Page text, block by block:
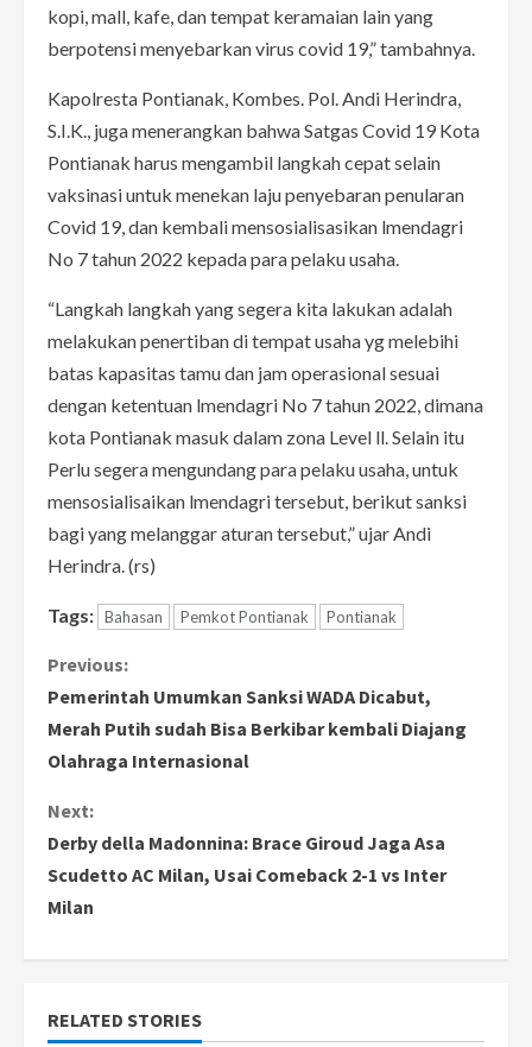
kopi, mall, kafe, dan tempat keramaian lain yang
berpotensi menyebarkan virus covid 19,” tambahnya.
Kapolresta Pontianak, Kombes. Pol. Andi Herindra,
S.I.K., juga menerangkan bahwa Satgas Covid 19 Kota
Pontianak harus mengambil langkah cepat selain
vaksinasi untuk menekan laju penyebaran penularan
Covid 19, dan kembali mensosialisasikan lmendagri
No 7 tahun 2022 kepada para pelaku usaha.
“Langkah langkah yang segera kita lakukan adalah
melakukan penertiban di tempat usaha yg melebihi
batas kapasitas tamu dan jam operasional sesuai
dengan ketentuan lmendagri No 7 tahun 2022, dimana
kota Pontianak masuk dalam zona Level ll. Selain itu
Perlu segera mengundang para pelaku usaha, untuk
mensosialisaikan lmendagri tersebut, berikut sanksi
bagi yang melanggar aturan tersebut,” ujar Andi
Herindra. (rs)
Tags: Bahasan Pemkot Pontianak Pontianak
C
o
n
t
i
n
u
e
Previous:
Pemerintah Umumkan Sanksi WADA Dicabut,
Merah Putih sudah Bisa Berkibar kembali Diajang
Olahraga Internasional
Next:
Derby della Madonnina: Brace Giroud Jaga Asa
Scudetto AC Milan, Usai Comeback 2-1 vs Inter
Milan
RELATED STORIES